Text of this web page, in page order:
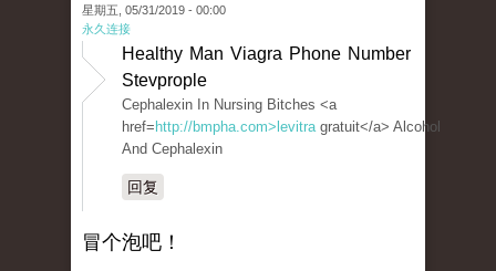
星期五, 05/31/2019 - 00:00
永久连接
Healthy Man Viagra Phone Number
Stevprople
Cephalexin In Nursing Bitches <a
href= http://bmpha.com>levitragratuit</a> Alcohol
And Cephalexin
回复
冒个泡吧！